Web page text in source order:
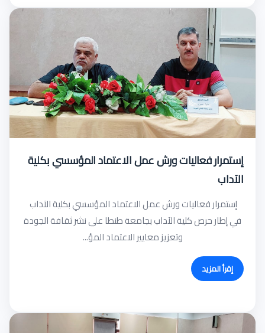
إستمرار فعاليات ورش عمل الاعتماد المؤسسي بكلية
الآداب
إستمرار فعاليات ورش عمل الاعتماد المؤسسي بكلية الآداب
في إطار حرص كلية الآداب بجامعة طنطا على نشر ثقافة الجودة
وتعزيز معايير الاعتماد المؤ...
إقرأ المزيد